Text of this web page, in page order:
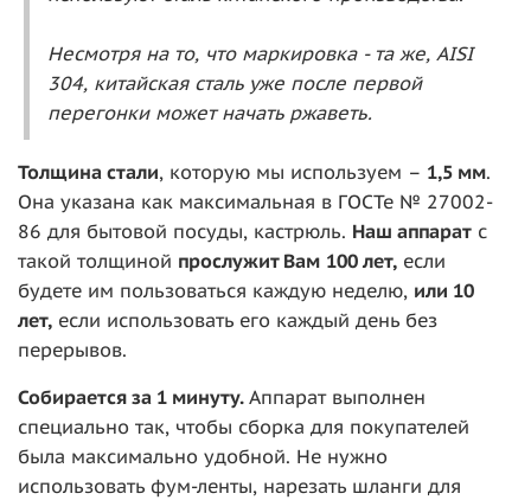
Несмотря на то, что маркировка - та же, AISI
304, китайская сталь уже после первой
перегонки может начать ржаветь.
Толщина стали, которую мы используем – 1,5 мм.
Она указана как максимальная в ГОСТе № 27002-
86 для бытовой посуды, кастрюль. Наш аппарат с
такой толщиной прослужит Вам 100 лет, если
будете им пользоваться каждую неделю, или 10
лет, если использовать его каждый день без
перерывов.
Собирается за 1 минуту. Аппарат выполнен
специально так, чтобы сборка для покупателей
была максимально удобной. Не нужно
использовать фум-ленты, нарезать шланги для